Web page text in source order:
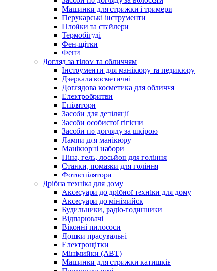
Машинки для стрижки і тримери
Перукарські інструменти
Плойки та стайлери
Термобігуді
Фен-щітки
Фени
Догляд за тілом та обличчям
Інструменти для манікюру та педикюру
Дзеркала косметичні
Доглядова косметика для обличчя
Електробритви
Епілятори
Засоби для депіляції
Засоби особистої гігієни
Засоби по догляду за шкірою
Лампи для манікюру
Манікюрні набори
Піна, гель, лосьйон для гоління
Станки, помазки для гоління
Фотоепілятори
Дрібна техніка для дому
Аксесуари до дрібної техніки для дому
Аксесуари до мінімийок
Будильники, радіо-годинники
Відпарювачі
Віконні пилососи
Дошки прасувальні
Електрощітки
Мінімийки (АВТ)
Машинки для стрижки катишків